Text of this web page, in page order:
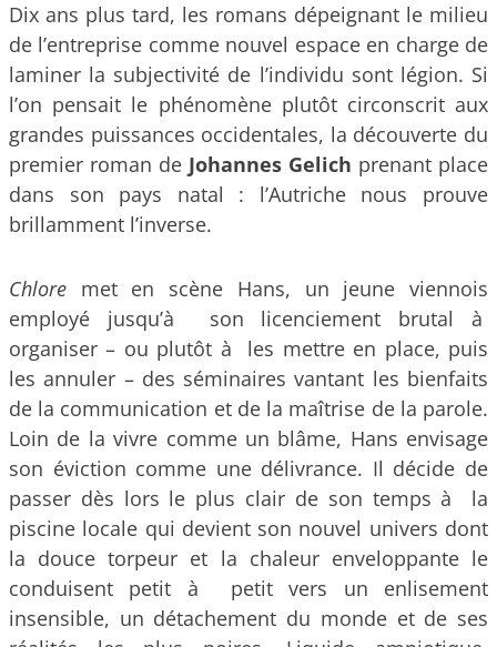
Dix ans plus tard, les romans dépeignant le milieu
de l’entreprise comme nouvel espace en charge de
laminer la subjectivité de l’individu sont légion. Si
l’on pensait le phénomène plutôt circonscrit aux
grandes puissances occidentales, la découverte du
premier roman de Johannes Gelich prenant place
dans son pays natal : l’Autriche nous prouve
brillamment l’inverse.
Chlore met en scène Hans, un jeune viennois
employé jusqu’à son licenciement brutal à
organiser – ou plutôt à les mettre en place, puis
les annuler – des séminaires vantant les bienfaits
de la communication et de la maîtrise de la parole.
Loin de la vivre comme un blâme, Hans envisage
son éviction comme une délivrance. Il décide de
passer dès lors le plus clair de son temps à la
piscine locale qui devient son nouvel univers dont
la douce torpeur et la chaleur enveloppante le
conduisent petit à petit vers un enlisement
insensible, un détachement du monde et de ses